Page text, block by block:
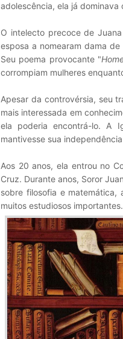
adolescência, ela já
O intelecto precoce de
esposa a nomearam dama
Seu poema provocante "
corrompiam mulheres
Apesar da controvérsia, seu
mais interessada em
ela poderia encontrá-lo. A
mantivesse sua
Aos 20 anos, ela entrou no
Cruz. Durante anos, Soror
sobre filosofia e matemática,
muitos estudiosos importantes.